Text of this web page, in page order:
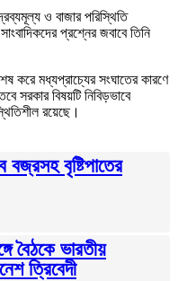
ও বাজার পরিস্থিতি
প্রশ্নের জবাবে তিনি
করে মধ্যপ্রাচ্যের সংঘাতের কারণে
সরকার বিষয়টি নিবিড়ভাবে
রয়েছে।
বজ্রসহ বৃষ্টিপাতের
বৈঠকে ভারতীয়
ত্রিবেদী